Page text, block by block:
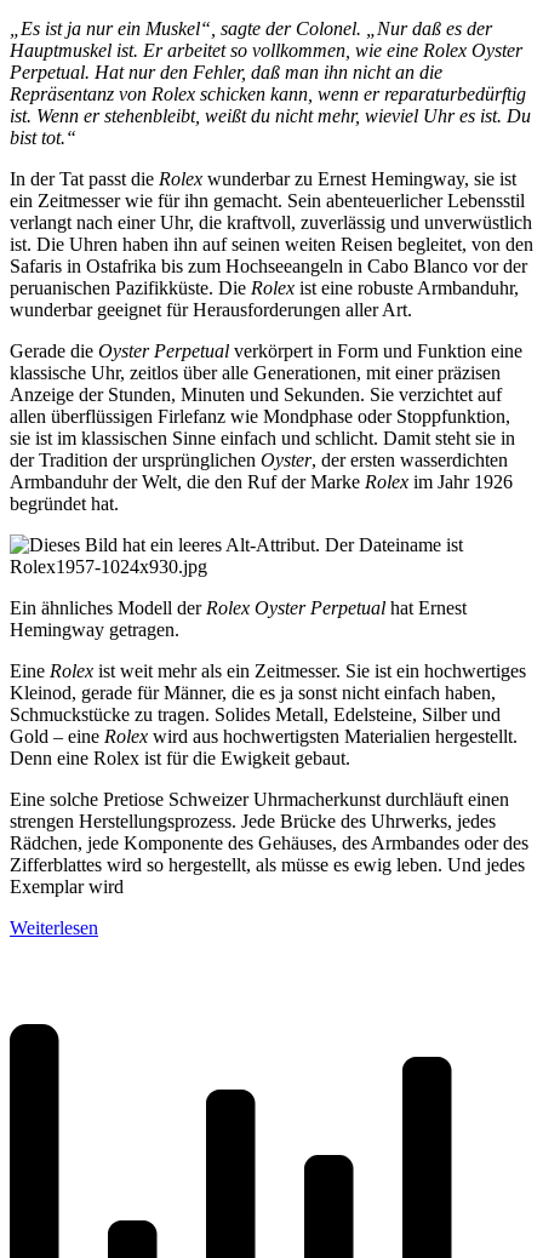
„Es ist ja nur ein Muskel“, sagte der Colonel. „Nur daß es der
Hauptmuskel ist. Er arbeitet so vollkommen, wie eine Rolex Oyster
Perpetual. Hat nur den Fehler, daß man ihn nicht an die
Repräsentanz von Rolex schicken kann, wenn er reparaturbedürftig
ist. Wenn er stehenbleibt, weißt du nicht mehr, wieviel Uhr es ist. Du
bist tot.“
In der Tat passt die Rolex wunderbar zu Ernest Hemingway, sie ist
ein Zeitmesser wie für ihn gemacht. Sein abenteuerlicher Lebensstil
verlangt nach einer Uhr, die kraftvoll, zuverlässig und unverwüstlich
ist. Die Uhren haben ihn auf seinen weiten Reisen begleitet, von den
Safaris in Ostafrika bis zum Hochseeangeln in Cabo Blanco vor der
peruanischen Pazifikküste. Die Rolex ist eine robuste Armbanduhr,
wunderbar geeignet für Herausforderungen aller Art.
Gerade die Oyster Perpetual verkörpert in Form und Funktion eine
klassische Uhr, zeitlos über alle Generationen, mit einer präzisen
Anzeige der Stunden, Minuten und Sekunden. Sie verzichtet auf
allen überflüssigen Firlefanz wie Mondphase oder Stoppfunktion,
sie ist im klassischen Sinne einfach und schlicht. Damit steht sie in
der Tradition der ursprünglichen Oyster, der ersten wasserdichten
Armbanduhr der Welt, die den Ruf der Marke Rolex im Jahr 1926
begründet hat.
Ein ähnliches Modell der Rolex Oyster Perpetual hat Ernest
Hemingway getragen.
Eine Rolex ist weit mehr als ein Zeitmesser. Sie ist ein hochwertiges
Kleinod, gerade für Männer, die es ja sonst nicht einfach haben,
Schmuckstücke zu tragen. Solides Metall, Edelsteine, Silber und
Gold – eine Rolex wird aus hochwertigsten Materialien hergestellt.
Denn eine Rolex ist für die Ewigkeit gebaut.
Eine solche Pretiose Schweizer Uhrmacherkunst durchläuft einen
strengen Herstellungsprozess. Jede Brücke des Uhrwerks, jedes
Rädchen, jede Komponente des Gehäuses, des Armbandes oder des
Zifferblattes wird so hergestellt, als müsse es ewig leben. Und jedes
Exemplar wird
Weiterlesen